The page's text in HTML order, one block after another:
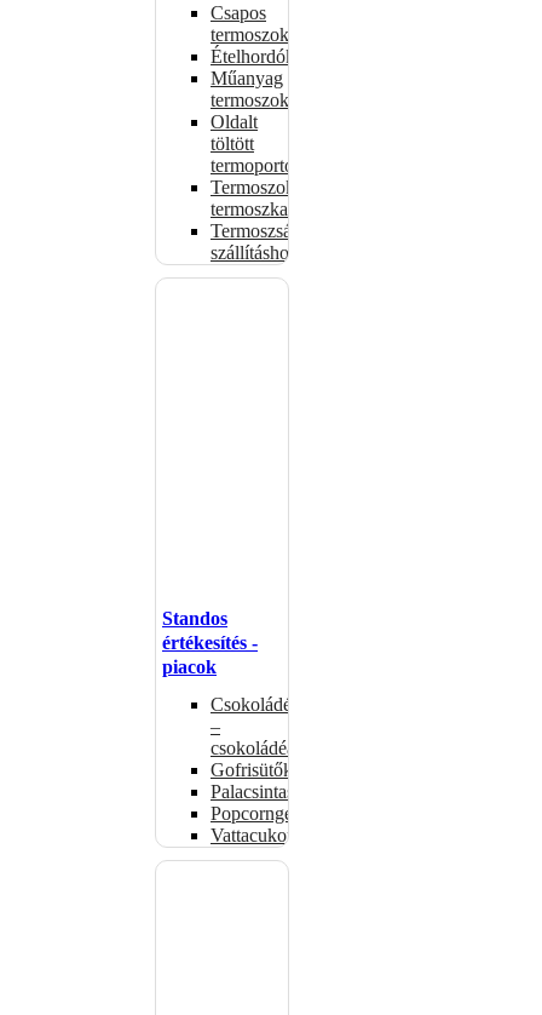
Csapos
termoszok
Ételhordók
Műanyag
termoszok
Oldalt
töltött
termoportok
Termoszok,
termoszkannák
Termoszsákok
szállításhoz
Standos
értékesítés -
piacok
Csokoládémelegítők
–
csokoládéadagolók
Gofrisütők
Palacsintasütők
Popcorngépek
Vattacukorgép